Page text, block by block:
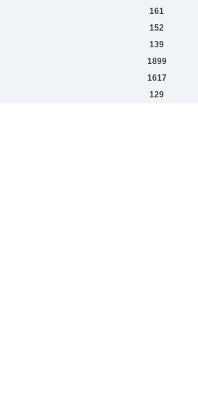
161
152
139
1899
1617
129